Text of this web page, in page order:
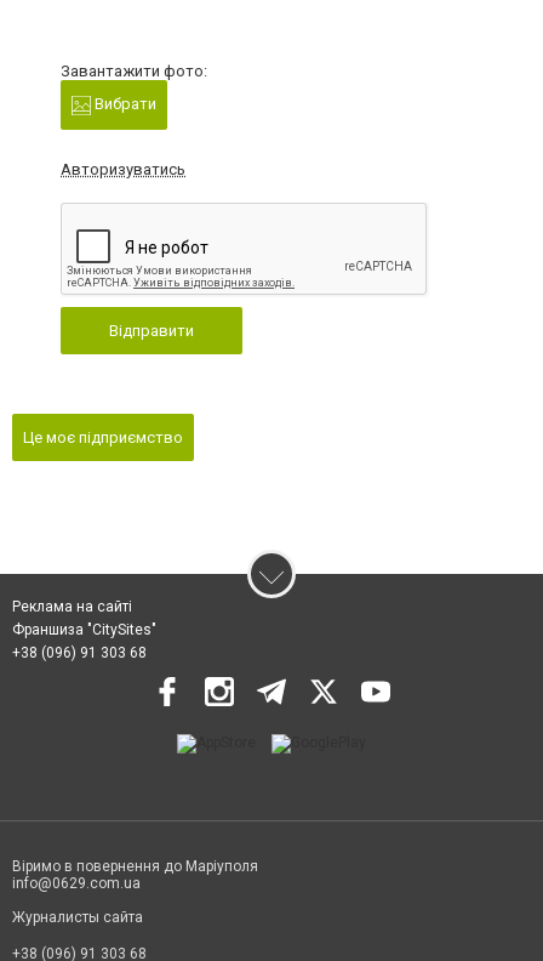
Завантажити фото:
Вибрати
Авторизуватись
Відправити
Це моє підприємство
Реклама на сайті
Франшиза "CitySites"
+38 (096) 91 303 68
Віримо в повернення до Маріуполя
info@0629.com.ua
Журналисты сайта
+38 (096) 91 303 68